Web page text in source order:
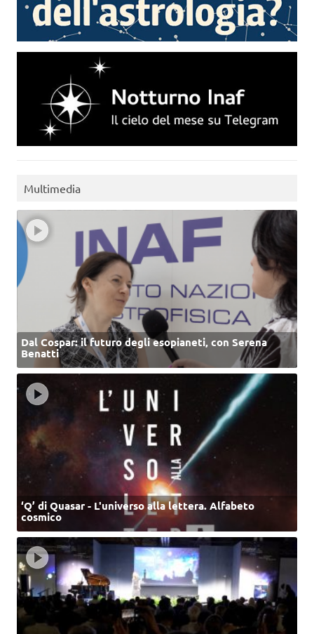
Multimedia
Dal Cospar: il futuro degli esopianeti, con Serena
Benatti
‘Q’ di Quasar - L'universo alla lettera. Alfabeto
cosmico